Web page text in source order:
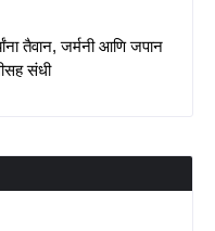
तैवान, जर्मनी आणि जपान
संधी